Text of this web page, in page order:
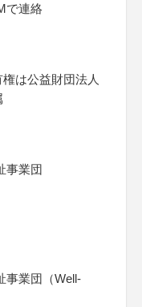
で連絡
は公益財団法人
事業団
事業団（Well-